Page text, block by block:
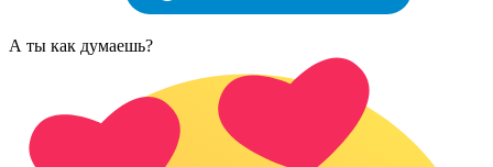
А ты как думаешь?